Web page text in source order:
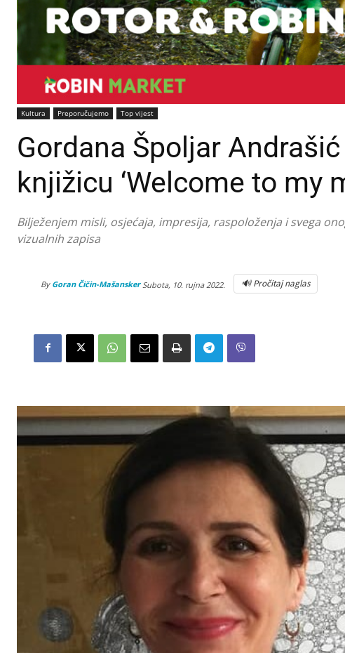
Kultura Preporučujemo Top vijest
Gordana Špoljar
knjižicu ‘Welcome to my
Bilježenjem misli, osjećaja, impresija, raspoloženja i svega
vizualnih zapisa
By Goran Čičin-Mašansker Subota, 10. rujna 2022. 🔊 Pročitaj naglas